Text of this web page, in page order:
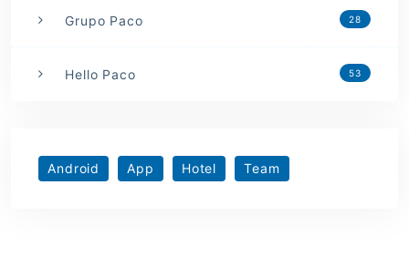
Grupo Paco 28
Hello Paco 53
Android App Hotel Team